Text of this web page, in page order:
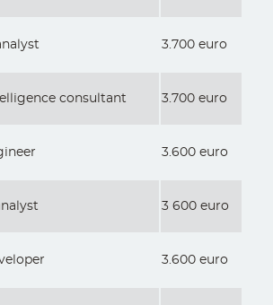
3.700 euro
consultant 3.700 euro
3.600 euro
3 600 euro
3.600 euro